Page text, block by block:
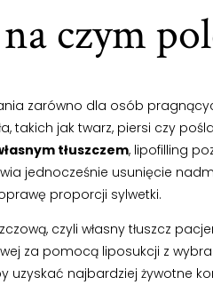
czym
zarówno dla osób
takich jak twarz, piersi czy
tłuszczem, lipofilling
jednocześnie usunięcie
proporcji sylwetki.
czyli własny tłuszcz
za pomocą liposukcji z
uzyskać najbardziej żywotne